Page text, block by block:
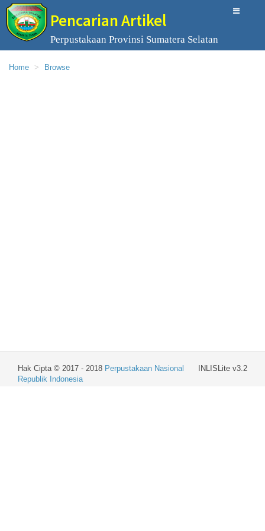
Pencarian Artikel
Perpustakaan Provinsi Sumatera Selatan
Home Browse
INLISLite v3.2
Hak Cipta © 2017 - 2018 Perpustakaan Nasional
Republik Indonesia